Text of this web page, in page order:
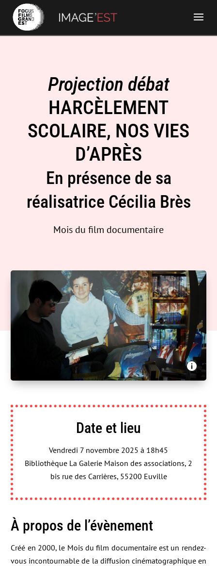
Projection débat
HARCÈLEMENT
SCOLAIRE, NOS VIES
D’APRÈS
En présence de sa
réalisatrice Cécilia Brès
Mois du film documentaire
Un film à la patte, le RTGE & Public Sénat -
Harcèlement scolaire, nos vies d’après 
Date et lieu
Vendredi 7 novembre 2025 à 18h45
Bibliothèque La Galerie Maison des associations, 2
bis rue des Carrières, 55200 Euville
À propos de l’évènement
Créé en 2000, le Mois du film documentaire est un rendez-
vous incontournable de la diffusion cinématographique en